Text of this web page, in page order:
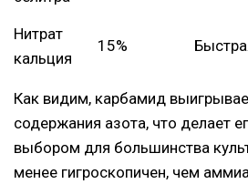
Нитрат
кальция
15%
Как видим, карбамид
содержания азота, что делает
выбором для большинства
менее гигроскопичен, чем